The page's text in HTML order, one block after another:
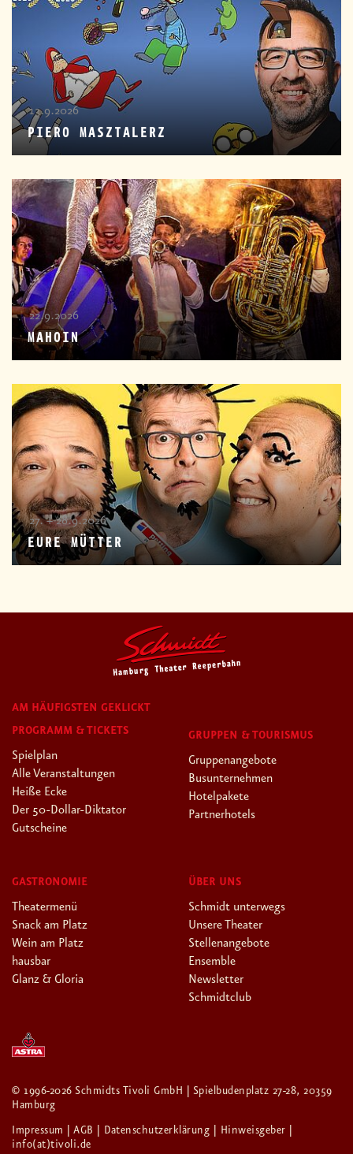
13.9.2026
PIERO MASZTALERZ
22.9.2026
MAHOIN
27. + 28.9.2026
EURE MÜTTER
AM HÄUFIGSTEN GEKLICKT
PROGRAMM & TICKETS
Spielplan
Alle Veranstaltungen
Heiße Ecke
Der 50-Dollar-Diktator
Gutscheine
GRUPPEN & TOURISMUS
Gruppenangebote
Busunternehmen
Hotelpakete
Partnerhotels
GASTRONOMIE
Theatermenü
Snack am Platz
Wein am Platz
hausbar
Glanz & Gloria
ÜBER UNS
Schmidt unterwegs
Unsere Theater
Stellenangebote
Ensemble
Newsletter
Schmidtclub
© 1996-2026 Schmidts Tivoli GmbH | Spielbudenplatz 27-28, 20359
Hamburg
Impressum
| AGB | Datenschutzerklärung | Hinweisgeber
info(at)tivoli.de